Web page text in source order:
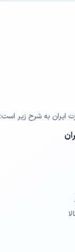
ایران به شرح زیر است: